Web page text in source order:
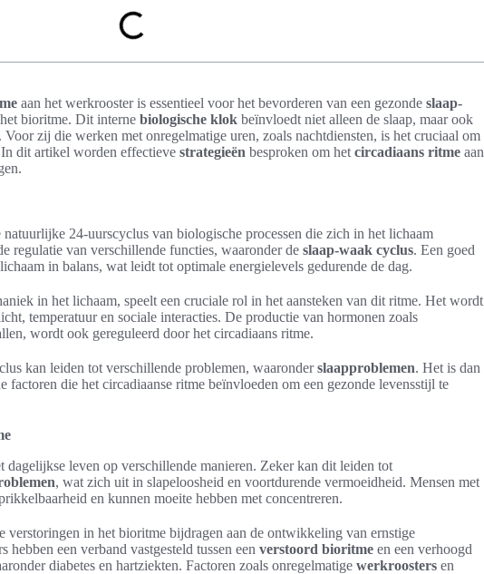
aan het werkrooster is essentieel voor het bevorderen van een gezonde slaap-
bioritme. Dit interne biologische klok beïnvloedt niet alleen de slaap, maar ook
zij die werken met onregelmatige uren, zoals nachtdiensten, is het cruciaal om
dit artikel worden effectieve strategieën besproken om het circadiaans ritme aan
24-uurscyclus van biologische processen die zich in het lichaam
regulatie van verschillende functies, waaronder de slaap-waak cyclus. Een goed
in balans, wat leidt tot optimale energielevels gedurende de dag.
in het lichaam, speelt een cruciale rol in het aansteken van dit ritme. Het wordt
temperatuur en sociale interacties. De productie van hormonen zoals
wordt ook gereguleerd door het circadiaans ritme.
kan leiden tot verschillende problemen, waaronderslaapproblemen. Het is dan
factoren die het circadiaanse ritme beïnvloeden om een gezonde levensstijl te
dagelijkse leven op verschillende manieren. Zeker kan dit leiden tot
, wat zich uit in slapeloosheid en voortdurende vermoeidheid. Mensen met
en kunnen moeite hebben met concentreren.
verstoringen in het bioritme bijdragen aan de ontwikkeling van ernstige
hebben een verband vastgesteld tussen een verstoord bioritme en een verhoogd
diabetes en hartziekten. Factoren zoals onregelmatige werkroosters en